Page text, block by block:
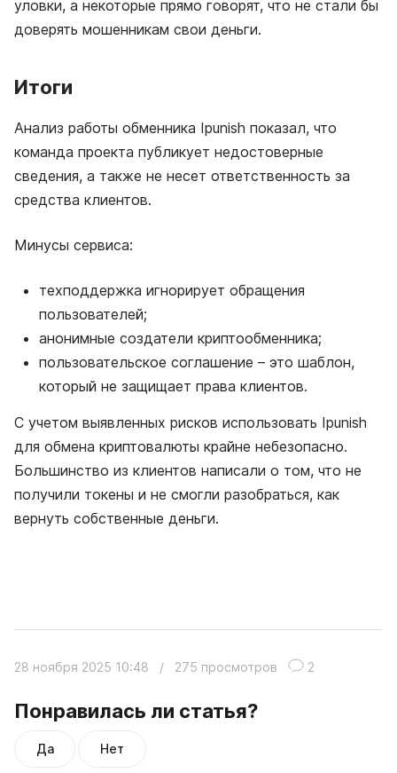
уловки, а некоторые прямо говорят, что не стали бы
доверять мошенникам свои деньги.
Итоги
Анализ работы обменника Ipunish показал, что
команда проекта публикует недостоверные
сведения, а также не несет ответственность за
средства клиентов.
Минусы сервиса:
техподдержка игнорирует обращения
пользователей;
анонимные создатели криптообменника;
пользовательское соглашение – это шаблон,
который не защищает права клиентов.
С учетом выявленных рисков использовать Ipunish
для обмена криптовалюты крайне небезопасно.
Большинство из клиентов написали о том, что не
получили токены и не смогли разобраться, как
вернуть собственные деньги.
Понравилась ли статья?
Да Нет
28 ноября 2025 10:48 / 275 просмотров 2